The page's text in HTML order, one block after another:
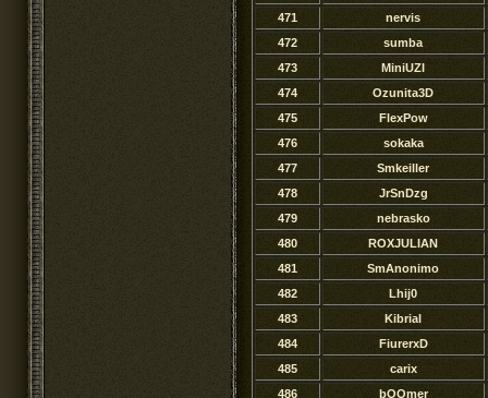
471
nervis
472
sumba
473
MiniUZI
474
Ozunita3D
475
FlexPow
476
sokaka
477
Smkeiller
478
JrSnDzg
479
nebrasko
480
ROXJULIAN
481
SmAnonimo
482
Lhij0
483
Kibrial
484
FiurerxD
485
carix
486
bOOmer